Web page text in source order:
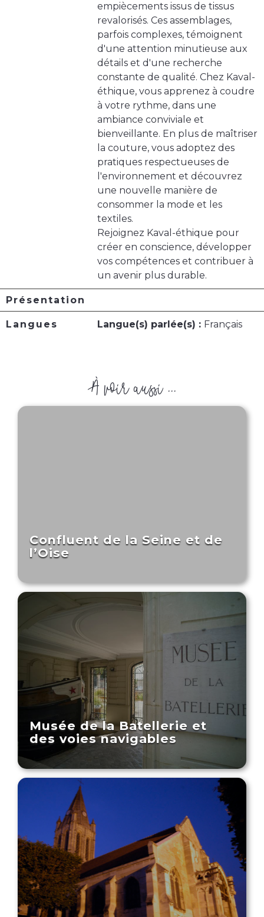
empiècements issus de tissus
revalorisés. Ces assemblages,
parfois complexes, témoignent
d'une attention minutieuse aux
détails et d'une recherche
constante de qualité. Chez Kaval-
éthique, vous apprenez à coudre
à votre rythme, dans une
ambiance conviviale et
bienveillante. En plus de maîtriser
la couture, vous adoptez des
pratiques respectueuses de
l'environnement et découvrez
une nouvelle manière de
consommer la mode et les
textiles.
Rejoignez Kaval-éthique pour
créer en conscience, développer
vos compétences et contribuer à
un avenir plus durable.
Présentation
Langues Langue(s) parlée(s) : Français
À voir aussi ...
Confluent de la Seine et de
l’Oise
Musée de la Batellerie et
des voies navigables